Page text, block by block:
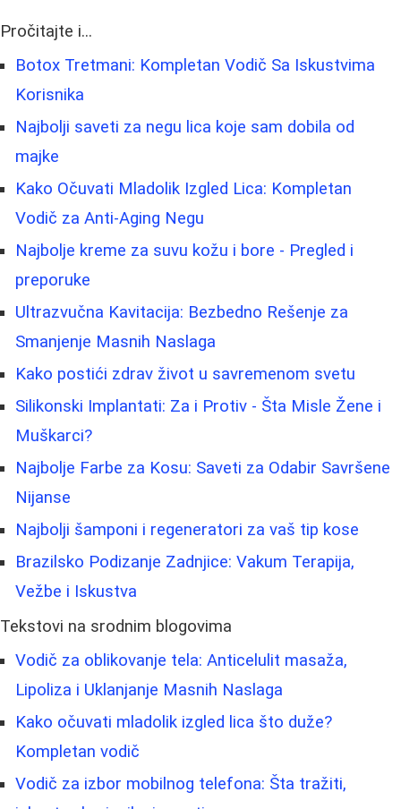
Pročitajte i...
Botox Tretmani: Kompletan Vodič Sa Iskustvima
Korisnika
Najbolji saveti za negu lica koje sam dobila od
majke
Kako Očuvati Mladolik Izgled Lica: Kompletan
Vodič za Anti-Aging Negu
Najbolje kreme za suvu kožu i bore - Pregled i
preporuke
Ultrazvučna Kavitacija: Bezbedno Rešenje za
Smanjenje Masnih Naslaga
Kako postići zdrav život u savremenom svetu
Silikonski Implantati: Za i Protiv - Šta Misle Žene i
Muškarci?
Najbolje Farbe za Kosu: Saveti za Odabir Savršene
Nijanse
Najbolji šamponi i regeneratori za vaš tip kose
Brazilsko Podizanje Zadnjice: Vakum Terapija,
Vežbe i Iskustva
Tekstovi na srodnim blogovima
Vodič za oblikovanje tela: Anticelulit masaža,
Lipoliza i Uklanjanje Masnih Naslaga
Kako očuvati mladolik izgled lica što duže?
Kompletan vodič
Vodič za izbor mobilnog telefona: Šta tražiti,